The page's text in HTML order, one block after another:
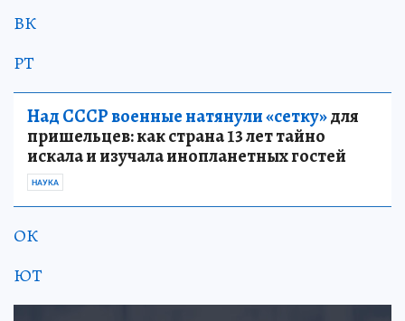
ВК
РТ
Над СССР военные натянули «сетку»для
пришельцев: как страна 13 лет тайно
искала и изучала инопланетных гостей
НАУКА
ОК
ЮТ